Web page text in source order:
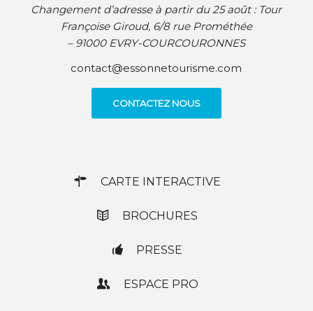
Changement d’adresse à partir du 25 août : Tour
Françoise Giroud, 6/8 rue Prométhée
– 91000 EVRY-COURCOURONNES
contact@essonnetourisme.com
CONTACTEZ NOUS
CARTE INTERACTIVE
BROCHURES
PRESSE
ESPACE PRO